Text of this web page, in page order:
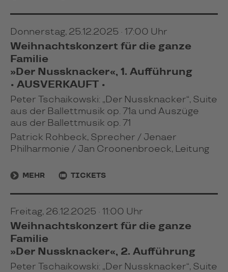
Donnerstag, 25.12.2025 · 17:00 Uhr
Weihnachtskonzert für die ganze
Familie
»Der Nussknacker«, 1. Aufführung
• AUSVERKAUFT •
Peter Tschaikowski: „Der Nussknacker“, Suite
aus der Ballettmusik op. 71a und Auszüge
aus der Ballettmusik op. 71
Patrick Rohbeck, Sprecher / Jenaer
Philharmonie / Jan Croonenbroeck, Leitung
MEHR TICKETS
Freitag, 26.12.2025 · 11:00 Uhr
Weihnachtskonzert für die ganze
Familie
»Der Nussknacker«, 2. Aufführung
Peter Tschaikowski: „Der Nussknacker“, Suite